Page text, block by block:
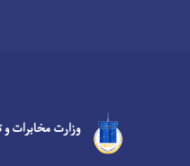
وزارت مخابرات و